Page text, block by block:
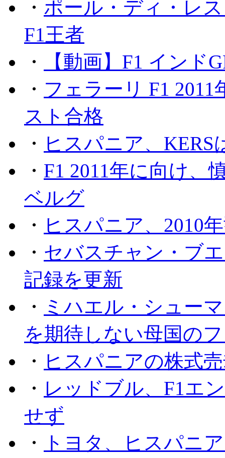
・ ポール・ディ・レ
F1王者
・
【動画】F1 インド
・ フェラーリ F1
スト合格
・ ヒスパニア、KERS
・ F1 2011年に向け、
ベルグ
・ ヒスパニア、2010
・ セバスチャン・ブ
記録を更新
・ ミハエル・シュー
を期待しない母国の
・ ヒスパニアの株式
・ レッドブル、F1エ
せず
・
トヨタ、ヒスパニ